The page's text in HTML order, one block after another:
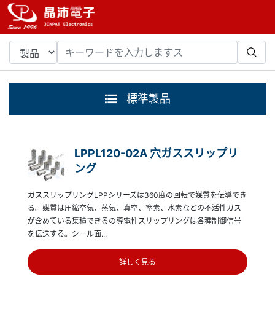
標準製品
LPPL120-02A 穴ガススリップリ
ング
ガススリップリングLPPシリーズは360度の回転で媒質を伝導でき
る。媒質は圧縮空気、蒸気、真空、窒素、水素などの不活性ガス
が含めている集積できるの導電性スリップリングは各種制御信号
を伝送する。シール面...
詳しく見る